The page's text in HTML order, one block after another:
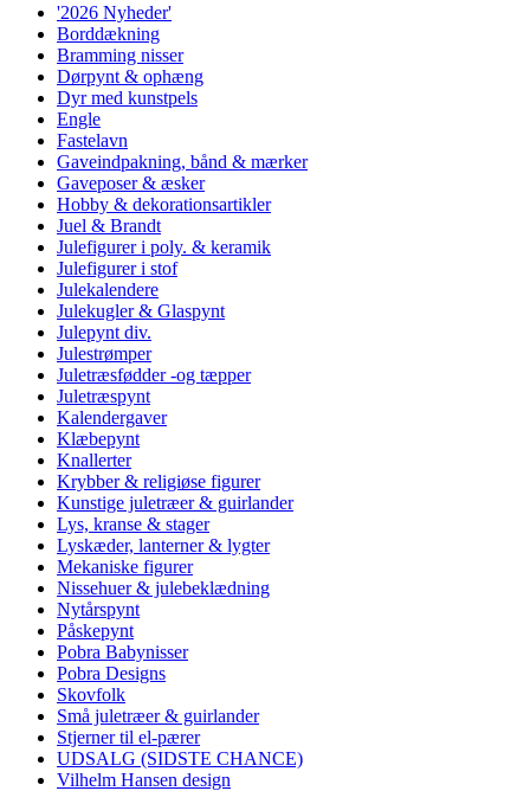
'2026 Nyheder'
Borddækning
Bramming nisser
Dørpynt & ophæng
Dyr med kunstpels
Engle
Fastelavn
Gaveindpakning, bånd & mærker
Gaveposer & æsker
Hobby & dekorationsartikler
Juel & Brandt
Julefigurer i poly. & keramik
Julefigurer i stof
Julekalendere
Julekugler & Glaspynt
Julepynt div.
Julestrømper
Juletræsfødder -og tæpper
Juletræspynt
Kalendergaver
Klæbepynt
Knallerter
Krybber & religiøse figurer
Kunstige juletræer & guirlander
Lys, kranse & stager
Lyskæder, lanterner & lygter
Mekaniske figurer
Nissehuer & julebeklædning
Nytårspynt
Påskepynt
Pobra Babynisser
Pobra Designs
Skovfolk
Små juletræer & guirlander
Stjerner til el-pærer
UDSALG (SIDSTE CHANCE)
Vilhelm Hansen design